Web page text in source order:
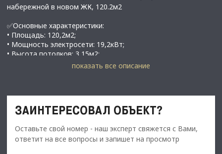
набережной в новом ЖК, 120.2м2
✅Основные характеристики:
• Площадь: 120,2м2;
• Мощность электросети: 19,2кВт;
• Высота потолков: 3,15м2;
• Приветственная арендная ставка на 1 год - 120 000 руб./
мес.;
• Обеспечительный платеж - 100% (120 000 руб.);
• Срок договора - длительный (от 11 мес.);
показать все описание
ЗАИНТЕРЕСОВАЛ ОБЪЕКТ?
Оставьте свой номер - наш эксперт свяжется с Вами,
ответит на все вопросы и запишет на просмотр